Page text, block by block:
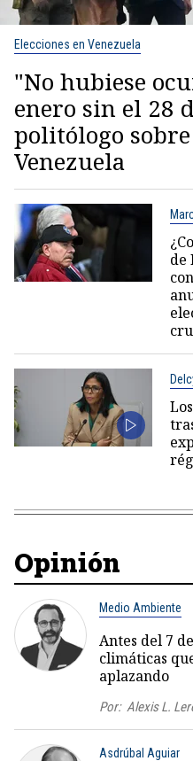
Elecciones en Venezuela
"No hubiese
enero sin el 28
politólogo
Venezuela
de
Opinión
Medio Ambiente
Antes del 7
climáticas
aplazando
Por: Alexis L.
Asdrúbal Aguiar